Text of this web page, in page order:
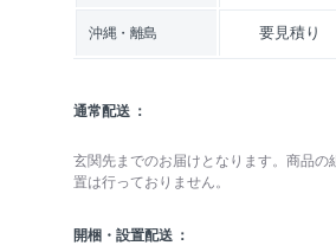
沖縄・離島 要見積り
通常配送
玄関先までのお届けとなります。商品の
置は行っておりません。
開梱・設置配送